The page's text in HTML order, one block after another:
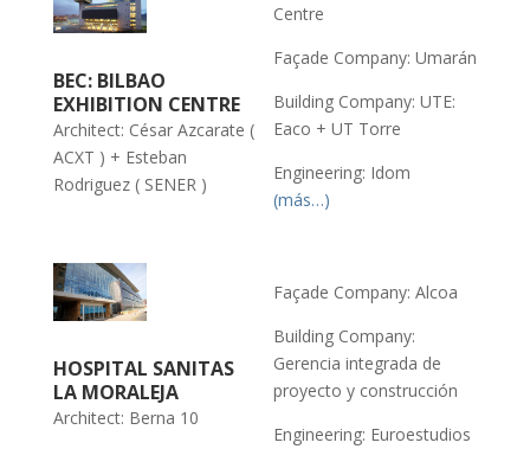
BEC: BILBAO
EXHIBITION CENTRE
Architect: César Azcarate (
ACXT ) + Esteban
Rodriguez ( SENER )
Centre
Façade Company: Umarán
Building Company: UTE:
Eaco + UT Torre
Engineering: Idom
(más…)
HOSPITAL SANITAS
LA MORALEJA
Architect: Berna 10
Façade Company: Alcoa
Building Company:
Gerencia integrada de
proyecto y construcción
Engineering: Euroestudios